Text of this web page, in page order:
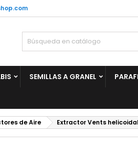
SEMILLAS A GRANEL
de Aire Extractor Vents helicoidal
Añadir a la lista de
Crear nueva lista
Crear lista de deseos
Iniciar sesión
Debe iniciar sesión para guardar